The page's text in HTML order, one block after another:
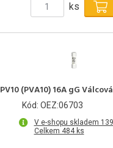
ks
PV10 (PVA10) 16A gG
Kód: OEZ:06703
V e-shopu skladem
Celkem 484 ks